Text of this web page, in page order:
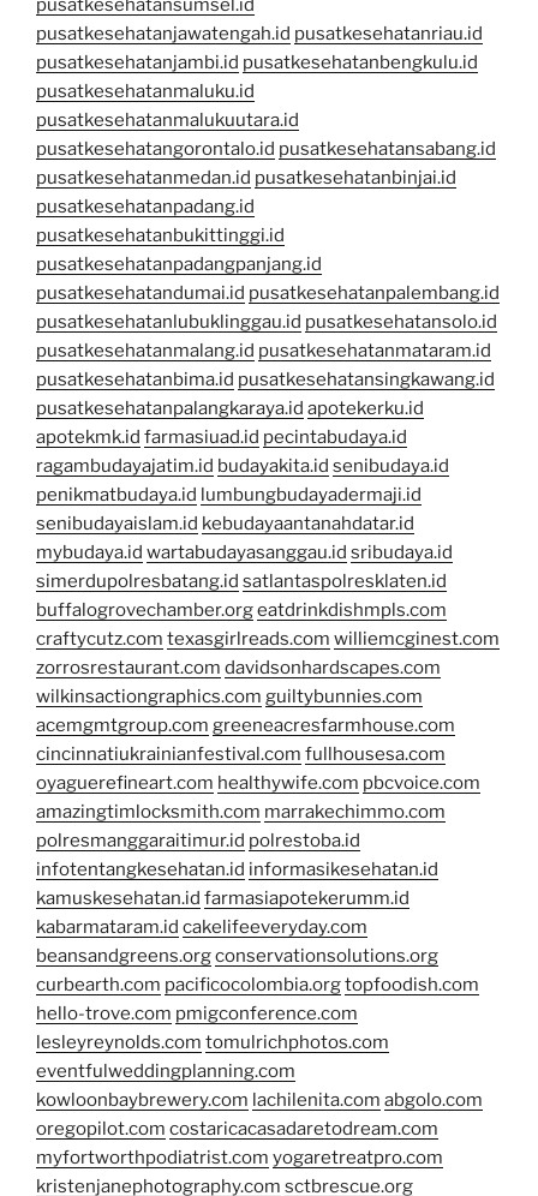
pusatkesehatansumsel.id
pusatkesehatanjawatengah.id pusatkesehatanriau.id
pusatkesehatanjambi.id pusatkesehatanbengkulu.id
pusatkesehatanmaluku.id
pusatkesehatanmalukuutara.id
pusatkesehatangorontalo.id pusatkesehatansabang.id
pusatkesehatanmedan.id pusatkesehatanbinjai.id
pusatkesehatanpadang.id
pusatkesehatanbukittinggi.id
pusatkesehatanpadangpanjang.id
pusatkesehatandumai.id pusatkesehatanpalembang.id
pusatkesehatanlubuklinggau.id pusatkesehatansolo.id
pusatkesehatanmalang.id pusatkesehatanmataram.id
pusatkesehatanbima.id pusatkesehatansingkawang.id
pusatkesehatanpalangkaraya.id apotekerku.id
apotekmk.id farmasiuad.id pecintabudaya.id
ragambudayajatim.id budayakita.id senibudaya.id
penikmatbudaya.id lumbungbudayadermaji.id
senibudayaislam.id kebudayaantanahdatar.id
mybudaya.id wartabudayasanggau.id sribudaya.id
simerdupolresbatang.id satlantaspolresklaten.id
buffalogrovechamber.orgeatdrinkdishmpls.com
craftycutz.com texasgirlreads.com williemcginest.com
zorrosrestaurant.com davidsonhardscapes.com
wilkinsactiongraphics.com guiltybunnies.com
acemgmtgroup.com greeneacresfarmhouse.com
cincinnatiukrainianfestival.com fullhousesa.com
oyaguerefineart.com healthywife.com pbcvoice.com
amazingtimlocksmith.com marrakechimmo.com
polresmanggaraitimur.id polrestoba.id
infotentangkesehatan.id informasikesehatan.id
kamuskesehatan.id farmasiapotekerumm.id
kabarmataram.id cakelifeeveryday.com
beansandgreens.orgconservationsolutions.org
curbearth.com pacificocolombia.orgtopfoodish.com
hello-trove.com pmigconference.com
lesleyreynolds.com tomulrichphotos.com
eventfulweddingplanning.com
kowloonbaybrewery.com lachilenita.com abgolo.com
oregopilot.com costaricacasadaretodream.com
myfortworthpodiatrist.com yogaretreatpro.com
kristenjanephotography.com sctbrescue.org